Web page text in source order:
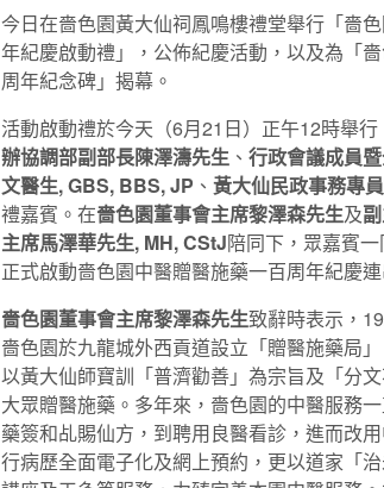
今日在嗇色園黃大仙祠鳳鳴樓禮堂舉行「嗇
年紀慶啟動禮」，公佈紀慶活動，以及為「
周年紀念碑」揭幕。
活動啟動禮於今天（6月21日）正午12時舉
辦協調部副部長陳澤濤先生 、 行政會議成員
文醫生, GBS, BBS, JP 、 黃大仙民政事務專
禮嘉賓。在嗇色園董事會主席黎澤森先生及
主席馬澤華先生, MH, CStJ陪同下，眾嘉賓
正式啟動嗇色園中醫贈醫施藥一百周年紀慶連
嗇色園董事會主席黎澤森先生致辭時表示，
嗇色園於九龍城外西貢道設立「贈醫施藥局
以黃大仙師寶訓「普濟勸善」為宗旨及「分
大眾贈醫施藥。多年來，嗇色園的中醫服務
藥簽和乩賜仙方，到聘用良醫看診，進而改
行病歷全面電子化及網上預約，更以道家「